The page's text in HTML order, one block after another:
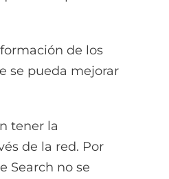
de los
se pueda mejorar
tener la
de la red. Por
Search no se